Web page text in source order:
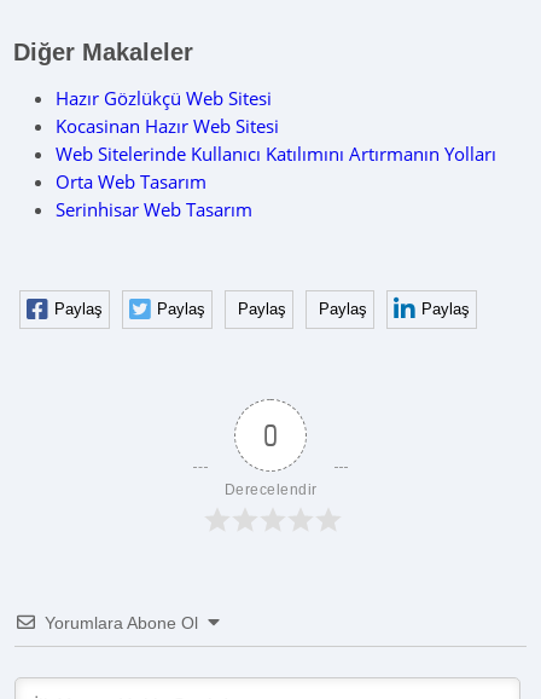
Diğer Makaleler
Hazır Gözlükçü Web Sitesi
Kocasinan Hazır Web Sitesi
Web Sitelerinde Kullanıcı Katılımını Artırmanın Yolları
Orta Web Tasarım
Serinhisar Web Tasarım
Paylaş Paylaş Paylaş Paylaş Paylaş
0
Derecelendir
Yorumlara Abone Ol